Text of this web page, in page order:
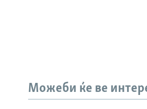
Можеби ќе ве